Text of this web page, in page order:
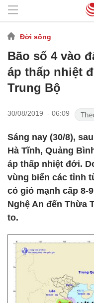
Đời sống
Bão số 4 vào
áp thấp nhiệt
Trung Bộ
30/08/2019 - 06:09
Sáng nay (30/8),
Hà Tĩnh, Quảng
áp thấp nhiệt đới.
vùng biển các tỉnh
có gió mạnh cấp 8-
Nghệ An đến Thừa
to.